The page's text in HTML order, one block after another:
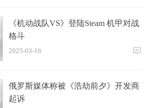
《机动战队VS》登陆Steam 机甲对战
格斗
2025-03-16
俄罗斯媒体称被《浩劫前夕》开发商
起诉